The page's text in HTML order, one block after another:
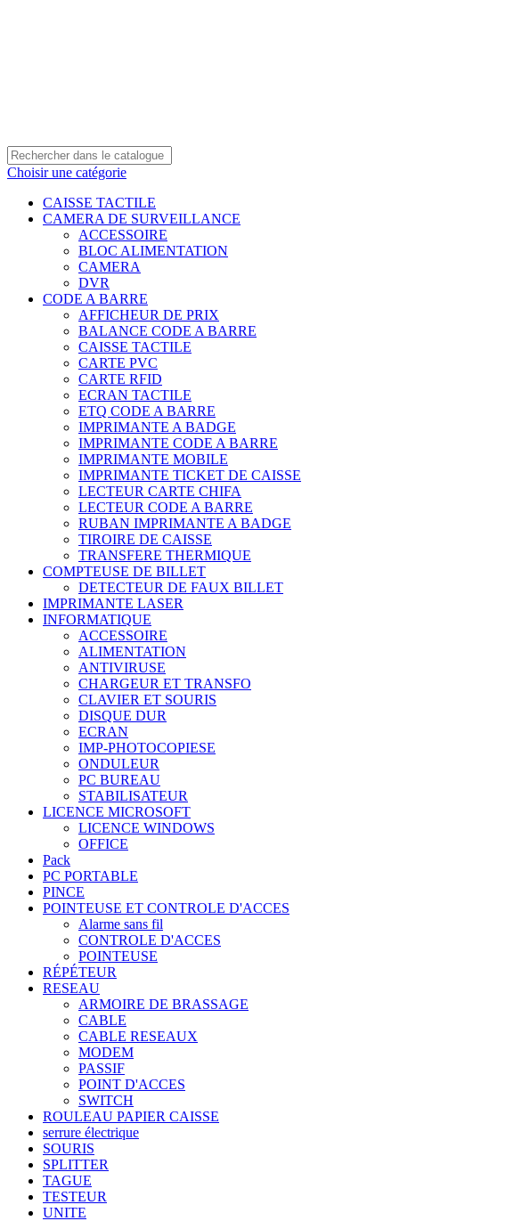
Choisir une catégorie
CAISSE TACTILE
CAMERA DE SURVEILLANCE
ACCESSOIRE
BLOC ALIMENTATION
CAMERA
DVR
CODE A BARRE
AFFICHEUR DE PRIX
BALANCE CODE A BARRE
CAISSE TACTILE
CARTE PVC
CARTE RFID
ECRAN TACTILE
ETQ CODE A BARRE
IMPRIMANTE A BADGE
IMPRIMANTE CODE A BARRE
IMPRIMANTE MOBILE
IMPRIMANTE TICKET DE CAISSE
LECTEUR CARTE CHIFA
LECTEUR CODE A BARRE
RUBAN IMPRIMANTE A BADGE
TIROIRE DE CAISSE
TRANSFERE THERMIQUE
COMPTEUSE DE BILLET
DETECTEUR DE FAUX BILLET
IMPRIMANTE LASER
INFORMATIQUE
ACCESSOIRE
ALIMENTATION
ANTIVIRUSE
CHARGEUR ET TRANSFO
CLAVIER ET SOURIS
DISQUE DUR
ECRAN
IMP-PHOTOCOPIESE
ONDULEUR
PC BUREAU
STABILISATEUR
LICENCE MICROSOFT
LICENCE WINDOWS
OFFICE
Pack
PC PORTABLE
PINCE
POINTEUSE ET CONTROLE D'ACCES
Alarme sans fil
CONTROLE D'ACCES
POINTEUSE
RÉPÉTEUR
RESEAU
ARMOIRE DE BRASSAGE
CABLE
CABLE RESEAUX
MODEM
PASSIF
POINT D'ACCES
SWITCH
ROULEAU PAPIER CAISSE
serrure électrique
SOURIS
SPLITTER
TAGUE
TESTEUR
UNITE